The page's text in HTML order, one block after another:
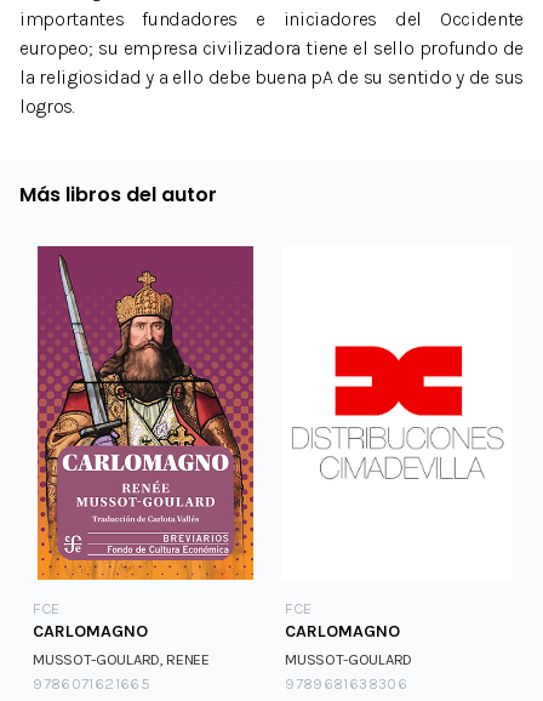
importantes fundadores e iniciadores del Occidente
europeo; su empresa civilizadora tiene el sello profundo de
la religiosidad y a ello debe buena pA de su sentido y de sus
logros.
Más libros del autor
FCE
CARLOMAGNO
MUSSOT-GOULARD, RENEE
9786071621665
FCE
CARLOMAGNO
MUSSOT-GOULARD
9789681638306